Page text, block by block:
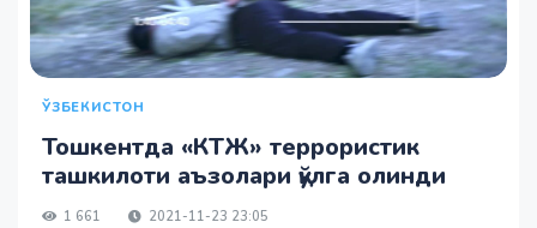
ЎЗБЕКИСТОН
Тошкентда «КТЖ» террористик
ташкилоти аъзолари қўлга олинди
1 661 2021-11-23 23:05